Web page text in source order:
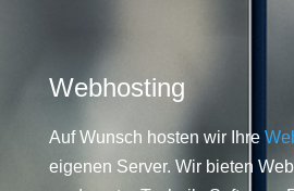
Webhosting
Auf Wunsch hosten wir Ihre
eigenen Server. Wir bieten